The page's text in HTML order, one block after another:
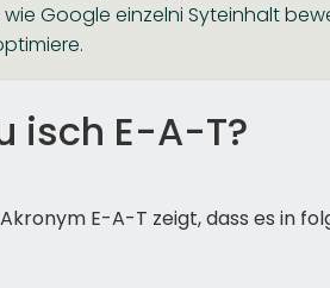
Google einzelni Syteinhalt
isch E-A-T?
E-A-T zeigt, dass es in